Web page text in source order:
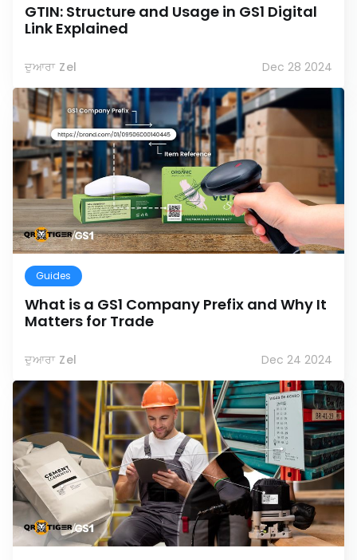
GTIN: Structure and Usage in GS1 Digital
Link Explained
ਦੁਆਰਾ Zel Dec 28 2024
Guides
What is a GS1 Company Prefix and Why It
Matters for Trade
ਦੁਆਰਾ Zel Dec 24 2024